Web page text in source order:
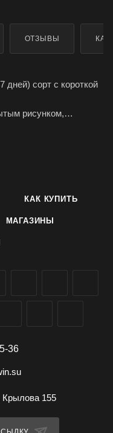
ОТЗЫВЫ
дней) сорт с короткой
рисунком,
России.
КАК КУПИТЬ
МАГАЗИНЫ
36
Крылова 155